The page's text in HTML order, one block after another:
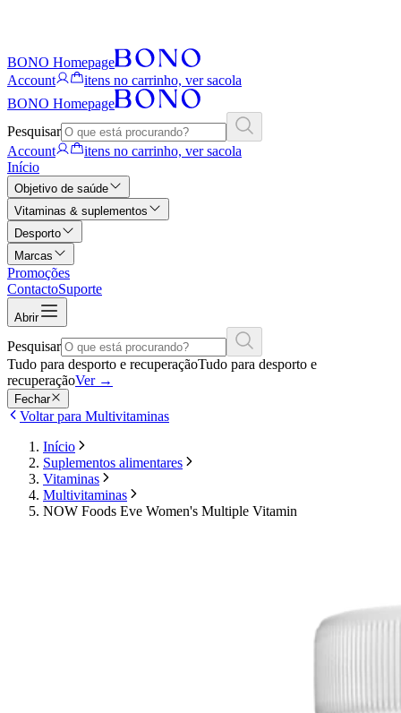
BONO Homepage
Account
itens no carrinho, ver sacola
BONO Homepage
Pesquisar
Account
itens no carrinho, ver sacola
Início
Objetivo de saúde
Vitaminas & suplementos
Desporto
Marcas
Promoções
ContactoSuporte
Abrir
Pesquisar
Tudo para desporto e recuperaçãoTudo para desporto e
recuperaçãoVer →
Fechar
Voltar para Multivitaminas
Início
Suplementos alimentares
Vitaminas
Multivitaminas
NOW Foods Eve Women's Multiple Vitamin